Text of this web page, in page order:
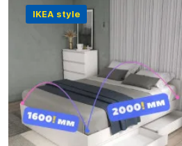
IKEA style